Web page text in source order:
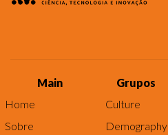
Main
Home
Sobre
Grupos
Culture
Demography